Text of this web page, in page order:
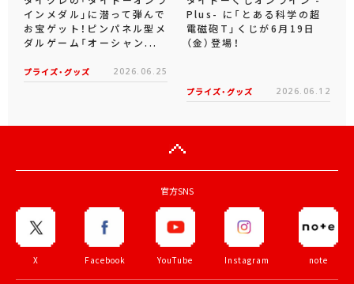
インメダル」に潜って弾んで
お宝ゲット！ピンパネル型メ
ダルゲーム「オーシャン...
プライズ・グッズ 2026.06.25
Plus- に「とある科学の超
電磁砲T」くじが6月19日
（金）登場！
プライズ・グッズ 2026.06.12
官方SNS
X Facebook YouTube Instagram note